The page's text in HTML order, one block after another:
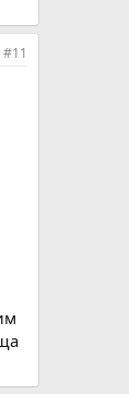
#11